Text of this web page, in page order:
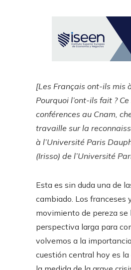
[Les Français ont-ils mis
Pourquoi l’ont-ils fait ?
conférences au Cnam,
travaille sur la
à l’Université Paris
(Irisso) de l’Université
Esta es sin duda una de
cambiado. Los franceses
movimiento de pereza
perspectiva larga para
volvemos a la
cuestión central hoy es la